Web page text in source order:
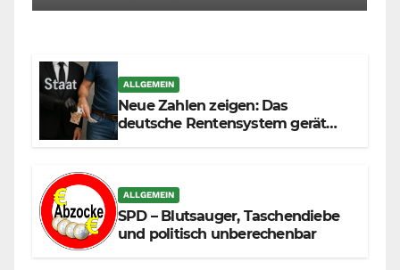
ALLGEMEIN
Neue Zahlen zeigen: Das
deutsche Rentensystem gerät
ALLGEMEIN
SPD – Blutsauger, Taschendiebe
und politisch unberechenbar